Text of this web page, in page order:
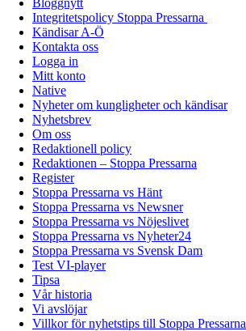
Bloggnytt
Integritetspolicy Stoppa Pressarna
Kändisar A-Ö
Kontakta oss
Logga in
Mitt konto
Native
Nyheter om kungligheter och kändisar
Nyhetsbrev
Om oss
Redaktionell policy
Redaktionen – Stoppa Pressarna
Register
Stoppa Pressarna vs Hänt
Stoppa Pressarna vs Newsner
Stoppa Pressarna vs Nöjeslivet
Stoppa Pressarna vs Nyheter24
Stoppa Pressarna vs Svensk Dam
Test VI-player
Tipsa
Vår historia
Vi avslöjar
Villkor för nyhetstips till Stoppa Pressarna